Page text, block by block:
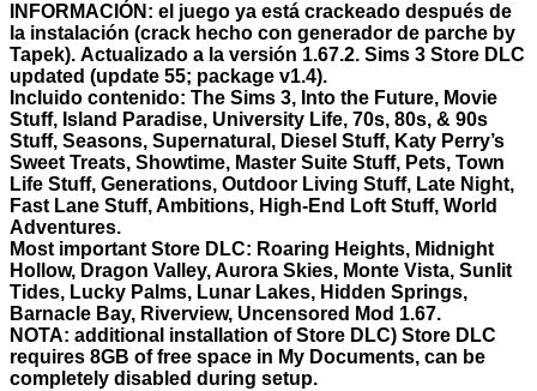
INFORMACIÓN: el juego ya está crackeado después de
la instalación (crack hecho con generador de parche by
Tapek). Actualizado a la versión 1.67.2. Sims 3 Store DLC
updated (update 55; package v1.4).
Incluido contenido: The Sims 3, Into the Future, Movie
Stuff, Island Paradise, University Life, 70s, 80s, & 90s
Stuff, Seasons, Supernatural, Diesel Stuff, Katy Perry’s
Sweet Treats, Showtime, Master Suite Stuff, Pets, Town
Life Stuff, Generations, Outdoor Living Stuff, Late Night,
Fast Lane Stuff, Ambitions, High-End Loft Stuff, World
Adventures.
Most important Store DLC: Roaring Heights, Midnight
Hollow, Dragon Valley, Aurora Skies, Monte Vista, Sunlit
Tides, Lucky Palms, Lunar Lakes, Hidden Springs,
Barnacle Bay, Riverview, Uncensored Mod 1.67.
NOTA: additional installation of Store DLC) Store DLC
requires 8GB of free space in My Documents, can be
completely disabled during setup.